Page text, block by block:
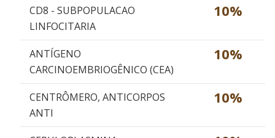
CD8 - SUBPOPULACAO
LINFOCITARIA
10%
ANTÍGENO
CARCINOEMBRIOGÊNICO (CEA)
10%
CENTRÔMERO, ANTICORPOS
ANTI
10%